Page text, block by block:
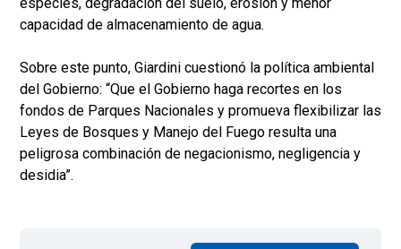
especies, degradación del suelo, erosión y menor
capacidad de almacenamiento de agua.
Sobre este punto, Giardini cuestionó la política ambiental
del Gobierno: “Que el Gobierno haga recortes en los
fondos de Parques Nacionales y promueva flexibilizar las
Leyes de Bosques y Manejo del Fuego resulta una
peligrosa combinación de negacionismo, negligencia y
desidia”.